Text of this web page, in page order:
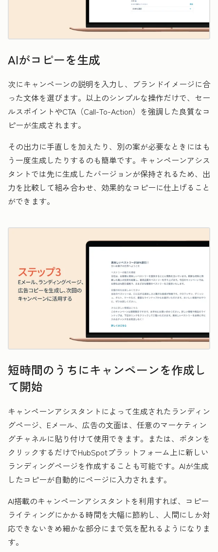
AIがコピーを生成
次にキャンペーンの説明を入力し、ブランドイメージに合
った文体を選びます。以上のシンプルな操作だけで、セー
ルスポイントやCTA（Call-To-Action）を強調した良質なコ
ピーが生成されます。
その出力に手直しを加えたり、別の案が必要なときにはも
う一度生成したりするのも簡単です。キャンペーンアシス
タントでは先に生成したバージョンが保持されるため、出
力を比較して組み合わせ、効果的なコピーに仕上げること
ができます。
短時間のうちにキャンペーンを作成し
て開始
キャンペーンアシスタントによって生成されたランディン
グページ、Eメール、広告の文面は、任意のマーケティン
グチャネルに貼り付けて使用できます。または、ボタンを
クリックするだけでHubSpotプラットフォーム上に新しい
ランディングページを作成することも可能です。AIが生成
したコピーが自動的にページに入力されます。
AI搭載のキャンペーンアシスタントを利用すれば、コピー
ライティングにかかる時間を大幅に節約し、 人間にしか対
応できないきめ細かな部分にまで気を配れるようになりま
す。